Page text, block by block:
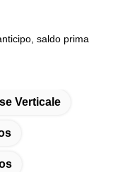
saldo prima
Verticale